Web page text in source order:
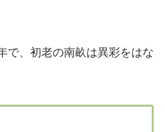
で、初老の南畝は異彩をはな